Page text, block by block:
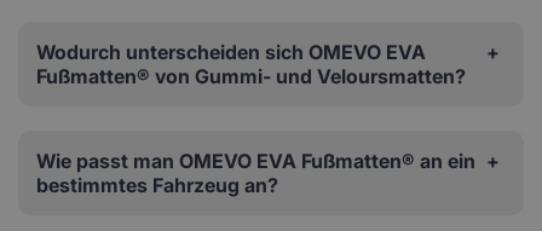
Wodurch unterscheiden sich OMEVO EVA
Fußmatten® von Gummi- und Veloursmatten?
Wie passt man OMEVO EVA Fußmatten® an ein
bestimmtes Fahrzeug an?